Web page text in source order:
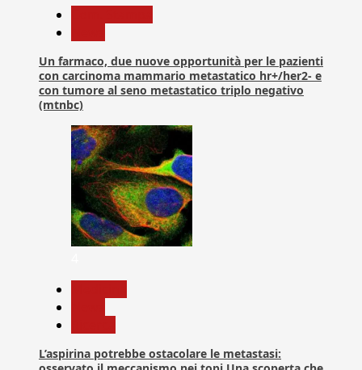
Un farmaco, due nuove opportunità per le pazienti
con carcinoma mammario metastatico hr+/her2- e
con tumore al seno metastatico triplo negativo
(mtnbc)
L’aspirina potrebbe ostacolare le metastasi: